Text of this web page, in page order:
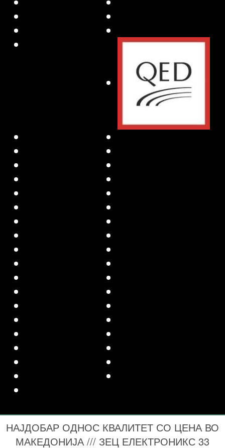
НАЈДОБАР ОДНОС КВАЛИТЕТ СО ЦЕНА ВО
МАКЕДОНИЈА /// ЗЕЦ ЕЛЕКТРОНИКС 33